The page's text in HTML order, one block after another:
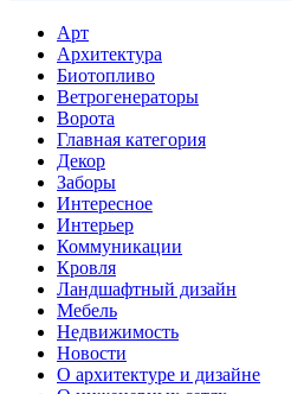
Арт
Архитектура
Биотопливо
Ветрогенераторы
Ворота
Главная категория
Декор
Заборы
Интересное
Интерьер
Коммуникации
Кровля
Ландшафтный дизайн
Мебель
Недвижимость
Новости
О архитектуре и дизайне